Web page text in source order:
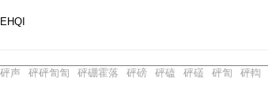
声 砰砰訇訇 砰硼霍落 砰磅 砰磕 砰礚 砰訇 砰輷